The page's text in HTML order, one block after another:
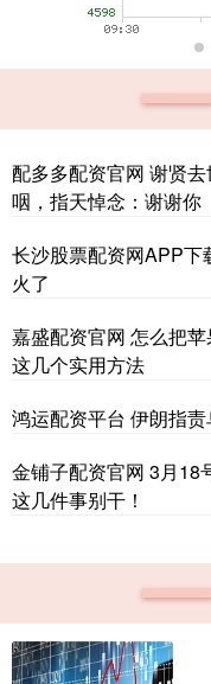
配多多配资官网 谢贤
咽，指天悼念：谢谢你
长沙股票配资网APP下
火了
嘉盛配资官网 怎么把
这几个实用方法
鸿运配资平台 伊朗指
金铺子配资官网 3月18
这几件事别干！